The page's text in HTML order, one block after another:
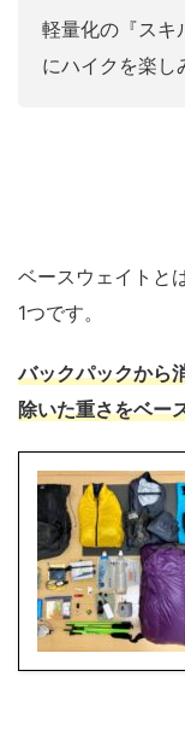
軽量化の『スキ
にハイクを楽し
ベースウェイトと
1つです。
バックパックから
除いた重さをベー